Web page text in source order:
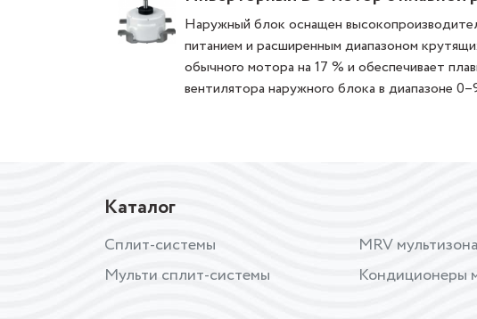
Наружный блок оснащен
питанием и расширенным диапазоном
обычного мотора на 17 % и обеспечивает
вентилятора наружного блока в диапазоне
Каталог
Сплит-системы
Мульти сплит-системы
MRV
Кондиционеры